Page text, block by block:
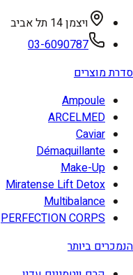
ויצמן 14 תל אביב
03-6090787
סדרת מוצרים
Ampoule
ARCELMED
Caviar
Démaquillante
Make-Up
Miratense Lift Detox
Multibalance
PERFECTION CORPS
הנמכרים ביותר